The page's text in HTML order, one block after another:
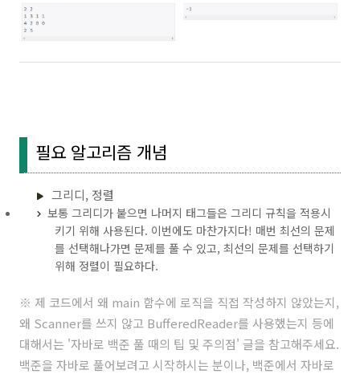
필요 알고리즘 개념
그리디, 정렬
보통 그리디가 붙으면 나머지 태그들은 그리디 규칙을 적용시
키기 위해 사용된다. 이번에도 마찬가지다! 매번 최선의 문제
를 선택해나가면 문제를 풀 수 있고, 최선의 문제를 선택하기
위해 정렬이 필요하다.
※ 제 코드에서 왜 main 함수에 로직을 직접 작성하지 않았는지,
왜 Scanner를 쓰지 않고 BufferedReader를 사용했는지 등에
대해서는 '자바로 백준 풀 때의 팁 및 주의점' 글을 참고해주세요.
백준을 자바로 풀어보려고 시작하시는 분이나, 백준에서 자바로